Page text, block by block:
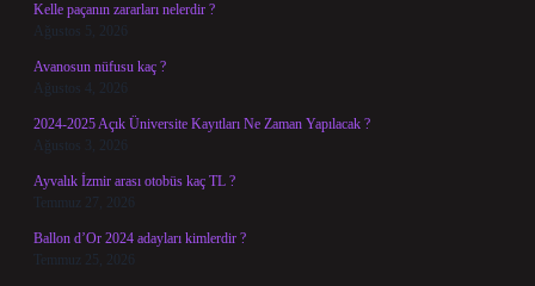
Kelle paçanın zararları nelerdir ?
Ağustos 5, 2026
Avanosun nüfusu kaç ?
Ağustos 4, 2026
2024-2025 Açık Üniversite Kayıtları Ne Zaman Yapılacak ?
Ağustos 3, 2026
Ayvalık İzmir arası otobüs kaç TL ?
Temmuz 27, 2026
Ballon d’Or 2024 adayları kimlerdir ?
Temmuz 25, 2026